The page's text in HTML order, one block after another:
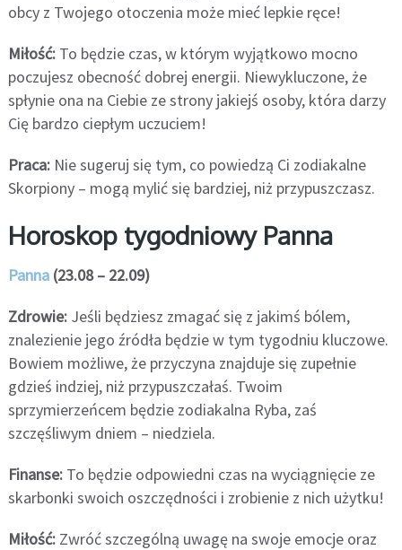
obcy z Twojego otoczenia może mieć lepkie ręce!
Miłość:To będzie czas, w którym wyjątkowo mocno
poczujesz obecność dobrej energii. Niewykluczone, że
spłynie ona na Ciebie ze strony jakiejś osoby, która darzy
Cię bardzo ciepłym uczuciem!
Praca:Nie sugeruj się tym, co powiedzą Ci zodiakalne
Skorpiony – mogą mylić się bardziej, niż przypuszczasz.
Horoskop tygodniowy Panna
Panna(23.08 – 22.09)
Zdrowie:Jeśli będziesz zmagać się z jakimś bólem,
znalezienie jego źródła będzie w tym tygodniu kluczowe.
Bowiem możliwe, że przyczyna znajduje się zupełnie
gdzieś indziej, niż przypuszczałaś. Twoim
sprzymierzeńcem będzie zodiakalna Ryba, zaś
szczęśliwym dniem – niedziela.
Finanse:To będzie odpowiedni czas na wyciągnięcie ze
skarbonki swoich oszczędności i zrobienie z nich użytku!
Miłość:Zwróć szczególną uwagę na swoje emocje oraz